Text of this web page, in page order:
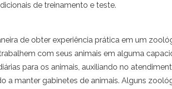
de treinamento e teste.
de obter experiência prática em um
com seus animais em alguma
para os animais, auxiliando no
a manter gabinetes de animais. Alguns